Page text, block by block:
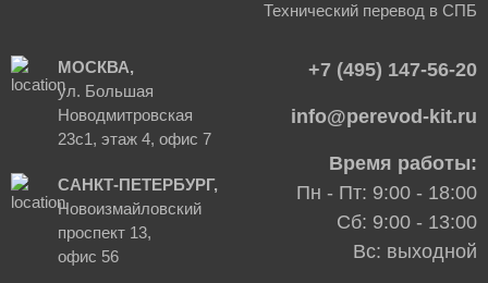
Технический перевод в СПБ
МОСКВА,
ул. Большая
Новодмитровская
23с1, этаж 4, офис 7
САНКТ-ПЕТЕРБУРГ,
Новоизмайловский
проспект 13,
офис 56
+7 (495) 147-56-20
info@perevod-kit.ru
Время работы:
Пн - Пт: 9:00 - 18:00
Сб: 9:00 - 13:00
Вс: выходной